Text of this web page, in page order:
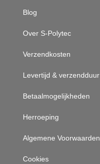
Blog
Over S-Polytec
Verzendkosten
Levertijd & verzendduur
Betaalmogelijkheden
Herroeping
Algemene Voorwaarden
Cookies